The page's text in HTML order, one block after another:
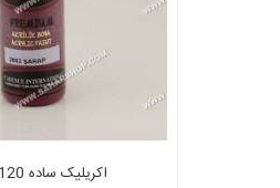
اکریلیک ساده 120 م 2002